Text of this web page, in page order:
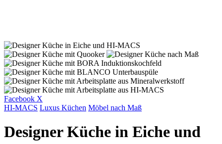
Facebook X
HI-MACS Luxus Küchen Möbel nach Maß
Designer Küche in Eiche und